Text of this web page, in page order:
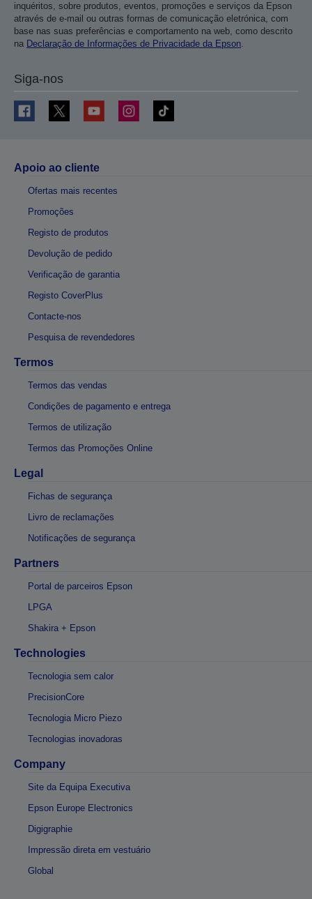
inquéritos, sobre produtos, eventos, promoções e serviços da Epson
através de e-mail ou outras formas de comunicação eletrónica, com
base nas suas preferências e comportamento na web, como descrito
na Declaração de Informações de Privacidade da Epson.
Siga-nos
Apoio ao cliente
Ofertas mais recentes
Promoções
Registo de produtos
Devolução de pedido
Verificação de garantia
Registo CoverPlus
Contacte-nos
Pesquisa de revendedores
Termos
Termos das vendas
Condições de pagamento e entrega
Termos de utilização
Termos das Promoções Online
Legal
Fichas de segurança
Livro de reclamações
Notificações de segurança
Partners
Portal de parceiros Epson
LPGA
Shakira + Epson
Technologies
Tecnologia sem calor
PrecisionCore
Tecnologia Micro Piezo
Tecnologias inovadoras
Company
Site da Equipa Executiva
Epson Europe Electronics
Digigraphie
Impressão direta em vestuário
Global